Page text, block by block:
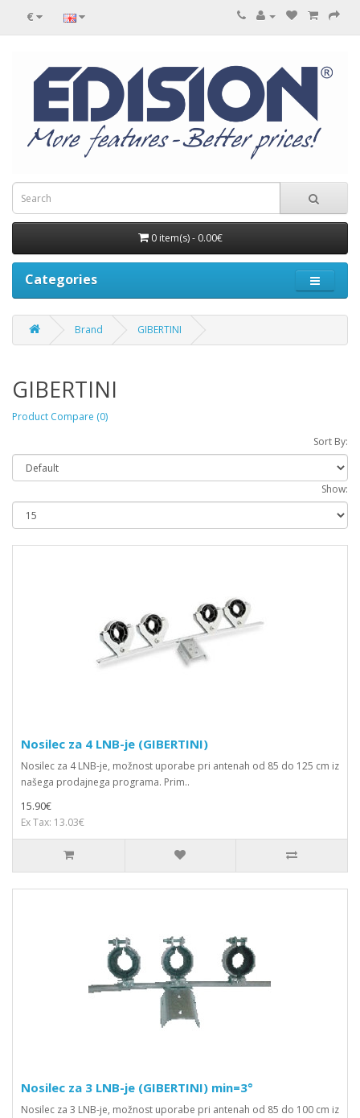
€
0 item(s) - 0.00€
Categories
Brand GIBERTINI
GIBERTINI
Product Compare (0)
Sort By:
Show:
Nosilec za 4 LNB-je (GIBERTINI)
Nosilec za 4 LNB-je, možnost uporabe pri antenah od 85 do 125 cm iz
našega prodajnega programa. Prim..
15.90€
Ex Tax: 13.03€
Nosilec za 3 LNB-je (GIBERTINI) min=3°
Nosilec za 3 LNB-je, možnost uporabe pri antenah od 85 do 100 cm iz